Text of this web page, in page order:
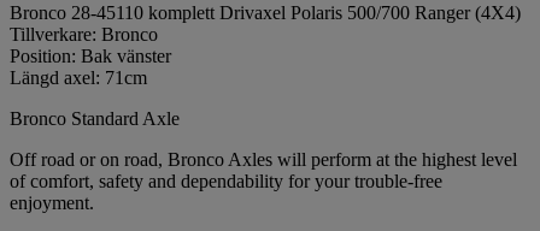
Bronco 28-45110 komplett Drivaxel Polaris 500/700 Ranger (4X4)
Tillverkare: Bronco
Position: Bak vänster
Längd axel: 71cm
Bronco Standard Axle
Off road or on road, Bronco Axles will perform at the highest level
of comfort, safety and dependability for your trouble-free
enjoyment.